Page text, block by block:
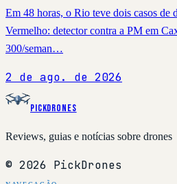
Em 48 horas, o Rio teve dois casos de
Vermelho: detector contra a PM em
300/seman…
2 de ago. de 2026
PickDrones
Reviews, guias e notícias sobre drones
© 2026 PickDrones